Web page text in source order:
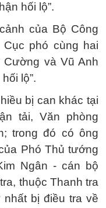
hối lộ”.
của Bộ Công
phó cùng hai
và Vũ Anh
lộ”.
bị can khác tại
tải, Văn phòng
trong đó có ông
Phó Thủ tướng
Ngân - cán bộ
thuộc Thanh tra
bị điều tra về